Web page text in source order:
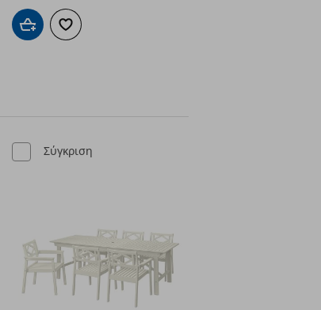
Προσθήκη στο καλάθι
Προσθήκη στα αγαπημένα
Σύγκριση